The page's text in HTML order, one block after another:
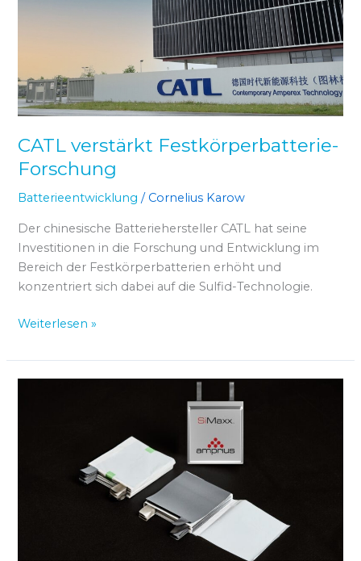
CATL verstärkt Festkörperbatterie-
Forschung
Batterieentwicklung / Cornelius Karow
Der chinesische Batteriehersteller CATL hat seine
Investitionen in die Forschung und Entwicklung im
Bereich der Festkörperbatterien erhöht und
konzentriert sich dabei auf die Sulfid-Technologie.
Weiterlesen »
Batteriezellen